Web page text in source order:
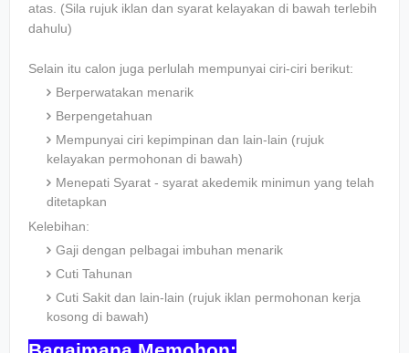
atas. (Sila rujuk iklan dan syarat kelayakan di bawah terlebih
dahulu)
Selain itu calon juga perlulah mempunyai ciri-ciri berikut:
Berperwatakan menarik
Berpengetahuan
Mempunyai ciri kepimpinan dan lain-lain (rujuk
kelayakan permohonan di bawah)
Menepati Syarat - syarat akedemik minimun yang telah
ditetapkan
Kelebihan:
Gaji dengan pelbagai imbuhan menarik
Cuti Tahunan
Cuti Sakit dan lain-lain (rujuk iklan permohonan kerja
kosong di bawah)